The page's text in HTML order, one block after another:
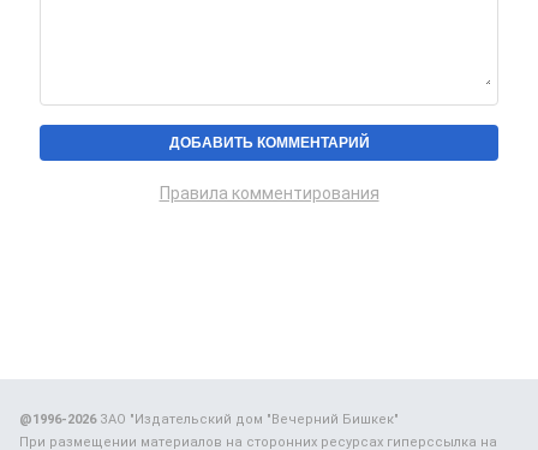
Правила комментирования
@1996-2026ЗАО "Издательский дом "Вечерний Бишкек"
При размещении материалов на сторонних ресурсах гиперссылка на